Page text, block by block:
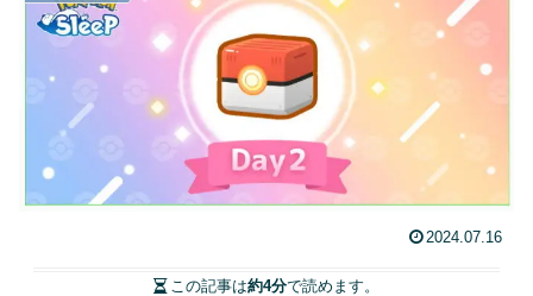
2024.07.16
この記事は約4分で読めます。